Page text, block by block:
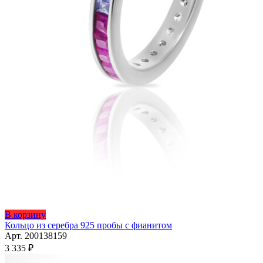
В корзинуЭтот
товар
имеет
Кольцо из серебра 925 пробы с фианитом
Арт. 200138159
3 335 ₽